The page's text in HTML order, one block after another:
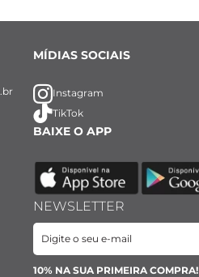
MÍDIAS SOCIAIS
Instagram
TikTok
BAIXE O APP
NEWSLETTER
10% NA SUA PRIMEIRA COMPRA!